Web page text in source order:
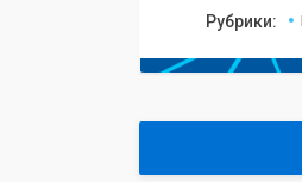
Рубрики: